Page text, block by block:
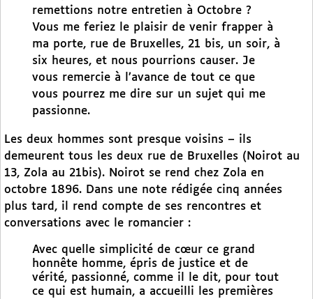
remettions notre entretien à Octobre ?
Vous me feriez le plaisir de venir frapper à
ma porte, rue de Bruxelles, 21 bis, un soir, à
six heures, et nous pourrions causer. Je
vous remercie à l’avance de tout ce que
vous pourrez me dire sur un sujet qui me
passionne.
Les deux hommes sont presque voisins – ils
demeurent tous les deux rue de Bruxelles (Noirot au
13, Zola au 21bis). Noirot se rend chez Zola en
octobre 1896. Dans une note rédigée cinq années
plus tard, il rend compte de ses rencontres et
conversations avec le romancier :
Avec quelle simplicité de cœur ce grand
honnête homme, épris de justice et de
vérité, passionné, comme il le dit, pour tout
ce qui est humain, a accueilli les premières